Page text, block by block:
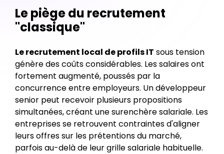
Le piège du recrutement
"classique"
Le recrutement local de profils IT sous tension
génère des coûts considérables. Les salaires ont
fortement augmenté, poussés par la
concurrence entre employeurs. Un développeur
senior peut recevoir plusieurs propositions
simultanées, créant une surenchère salariale. Les
entreprises se retrouvent contraintes d'aligner
leurs offres sur les prétentions du marché,
parfois au-delà de leur grille salariale habituelle.